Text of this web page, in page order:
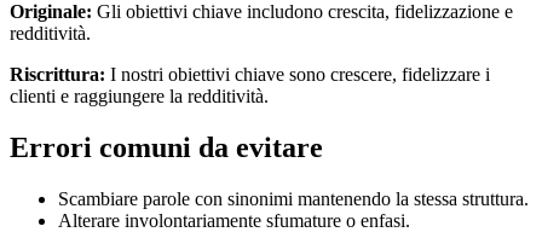
Originale: Gli obiettivi chiave includono crescita, fidelizzazione e
redditività.
Riscrittura: I nostri obiettivi chiave sono crescere, fidelizzare i
clienti e raggiungere la redditività.
Errori comuni da evitare
Scambiare parole con sinonimi mantenendo la stessa struttura.
Alterare involontariamente sfumature o enfasi.